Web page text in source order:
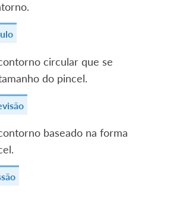
circular que se
do pincel.
baseado na forma